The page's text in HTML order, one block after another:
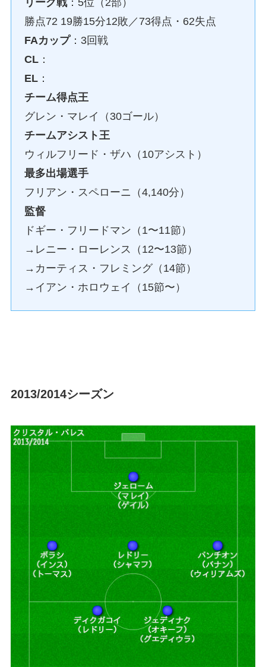
リーグ戦：5位（2部）
勝点72 19勝15分12敗／73得点・62失点
FAカップ：3回戦
CL ：
EL ：
チーム得点王
グレン・マレイ（30ゴール）
チームアシスト王
ウィルフリード・ザハ（10アシスト）
最多出場選手
フリアン・スペローニ（4,140分）
監督
ドギー・フリードマン（1〜11節）
→レニー・ローレンス（12〜13節）
→カーティス・フレミング（14節）
→イアン・ホロウェイ（15節〜）
2013/2014シーズン